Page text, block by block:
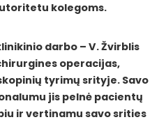
kolegoms.
darbo – V. Žvirblis
operacijas,
tyrimų srityje. Savo
jis pelnė pacientų
ir vertinamu savo srities